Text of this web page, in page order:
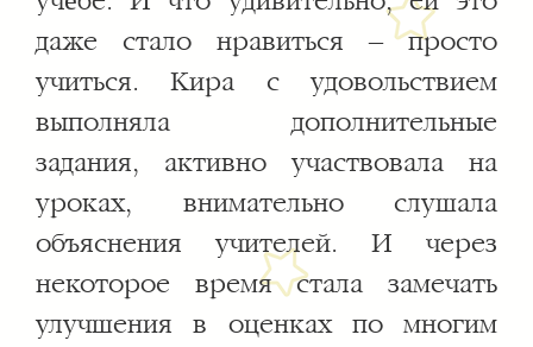
даже стало нравиться – просто
учиться. Кира с удовольствием
выполняла дополнительные
задания, активно участвовала на
уроках, внимательно слушала
объяснения учителей. И через
некоторое время стала замечать
улучшения в оценках по многим